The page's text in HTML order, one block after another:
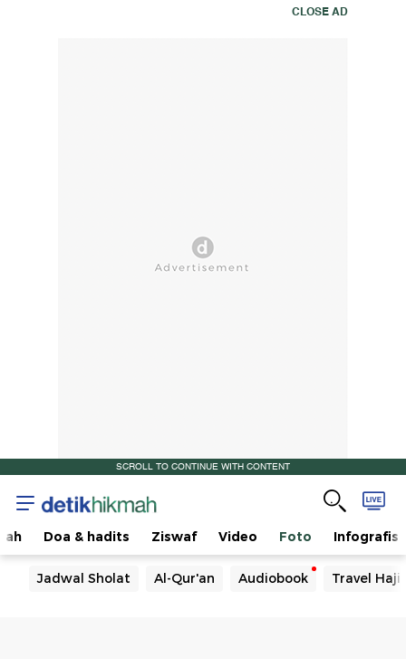
CLOSE AD
SCROLL TO CONTINUE WITH CONTENT
Doa & hadits Ziswaf Video Foto Infografis
Jadwal Sholat Al-Qur'an Audiobook Travel Haji